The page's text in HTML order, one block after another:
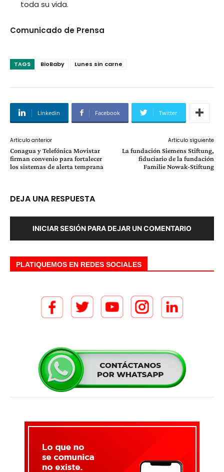
toda su vida.
Comunicado de Prensa
TAGS BioBaby Lunes sin carne
Linkedin Facebook Twitter
Artículo anterior
Conagua y Telefónica Movistar
firman convenio para fortalecer
los sistemas de alerta temprana
Artículo siguiente
La fundación Siemens Stiftung,
fiduciario de la fundación
Familie Nowak-Stiftung
DEJA UNA RESPUESTA
INICIAR SESIÓN PARA DEJAR UN COMENTARIO
PLATIQUEMOS EN REDES SOCIALES